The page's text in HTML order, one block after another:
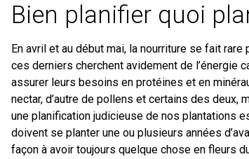
Bien planifier quoi
En avril et au début mai, la nourriture se fait
ces derniers cherchent avidement de l’énergie
assurer leurs besoins en protéines et en
nectar, d’autre de pollens et certains des
une planification judicieuse de nos plantations
doivent se planter une ou plusieurs années
façon à avoir toujours quelque chose en fleurs